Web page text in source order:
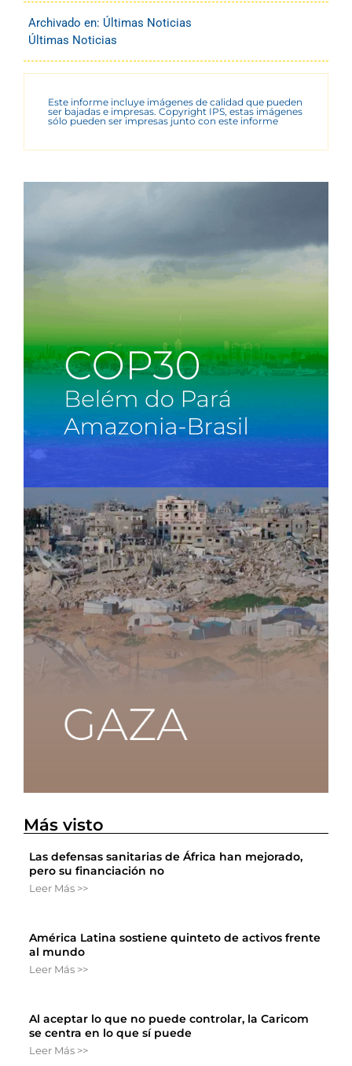
Archivado en: Últimas Noticias
Últimas Noticias
Este informe incluye imágenes de calidad que pueden
ser bajadas e impresas. Copyright IPS, estas imágenes
sólo pueden ser impresas junto con este informe
Más visto
Las defensas sanitarias de África han mejorado,
pero su financiación no
Leer Más >>
América Latina sostiene quinteto de activos frente
al mundo
Leer Más >>
Al aceptar lo que no puede controlar, la Caricom
se centra en lo que sí puede
Leer Más >>